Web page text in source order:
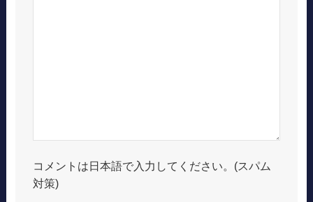
コメントは日本語で入力してください。(スパム
対策)